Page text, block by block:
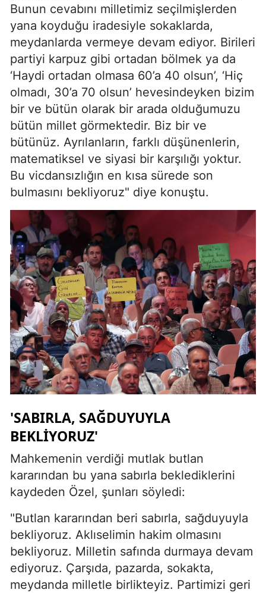
Bunun cevabını milletimiz seçilmişlerden
yana koyduğu iradesiyle sokaklarda,
meydanlarda vermeye devam ediyor. Birileri
partiyi karpuz gibi ortadan bölmek ya da
‘Haydi ortadan olmasa 60’a 40 olsun’, ‘Hiç
olmadı, 30’a 70 olsun’ hevesindeyken bizim
bir ve bütün olarak bir arada olduğumuzu
bütün millet görmektedir. Biz bir ve
bütünüz. Ayrılanların, farklı düşünenlerin,
matematiksel ve siyasi bir karşılığı yoktur.
Bu vicdansızlığın en kısa sürede son
bulmasını bekliyoruz" diye konuştu.
'SABIRLA, SAĞDUYUYLA
BEKLİYORUZ'
Mahkemenin verdiği mutlak butlan
kararından bu yana sabırla beklediklerini
kaydeden Özel, şunları söyledi:
"Butlan kararından beri sabırla, sağduyuyla
bekliyoruz. Aklıselimin hakim olmasını
bekliyoruz. Milletin safında durmaya devam
ediyoruz. Çarşıda, pazarda, sokakta,
meydanda milletle birlikteyiz. Partimizi geri